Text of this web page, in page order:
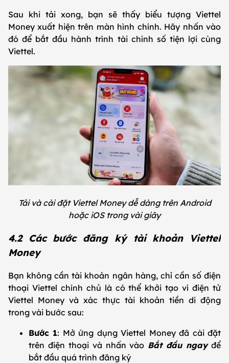
Sau khi tải xong, bạn sẽ thấy biểu tượng Viettel
Money xuất hiện trên màn hình chính. Hãy nhấn vào
đó để bắt đầu hành trình tài chính số tiện lợi cùng
Viettel.
Tải và cài đặt Viettel Money dễ dàng trên Android
hoặc iOS trong vài giây
4.2 Các bước đăng ký tài khoản Viettel
Money
Bạn không cần tài khoản ngân hàng, chỉ cần số điện
thoại Viettel chính chủ là có thể khởi tạo ví điện tử
Viettel Money và xác thực tài khoản tiền di động
trong vài bước sau:
Bước 1: Mở ứng dụng Viettel Money đã cài đặt
trên điện thoại và nhấn vào Bắt đầu ngayđể
bắt đầu quá trình đăng ký